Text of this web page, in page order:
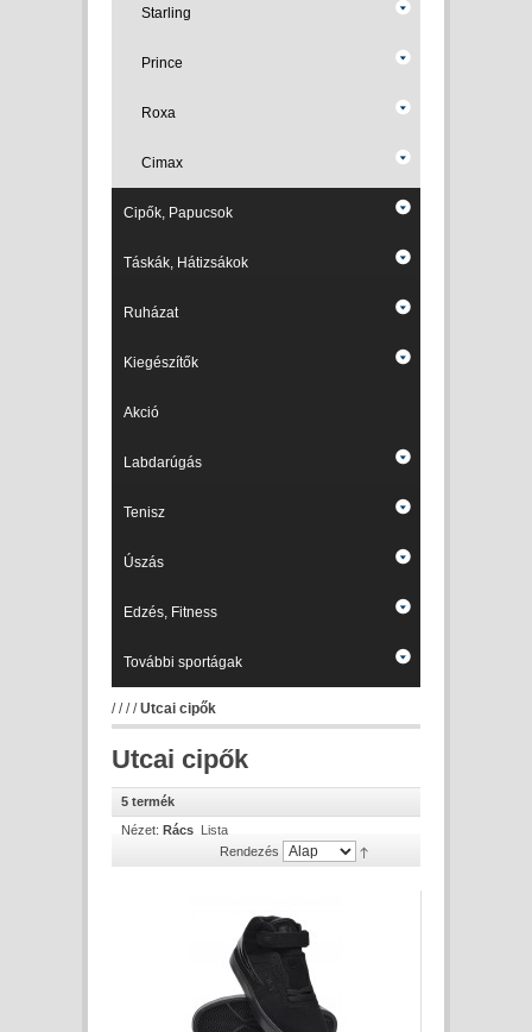
Starling
Prince
Roxa
Cimax
Cipők, Papucsok
Táskák, Hátizsákok
Ruházat
Kiegészítők
Akció
Labdarúgás
Tenisz
Úszás
Edzés, Fitness
További sportágak
////Utcai cipők
Utcai cipők
5 termék
Nézet: Rács Lista
Rendezés